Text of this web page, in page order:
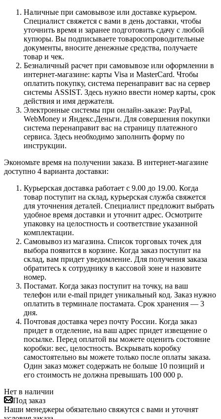
Наличные при самовывозе или доставке курьером.
Специалист свяжется с вами в день доставки, чтобы
уточнить время и заранее подготовить сдачу с любой
купюры. Вы подписываете товаросопроводительные
документы, вносите денежные средства, получаете
товар и чек.
Безналичный расчет при самовывозе или оформлении в
интернет-магазине: карты Visa и MasterCard. Чтобы
оплатить покупку, система перенаправит вас на сервер
системы ASSIST. Здесь нужно ввести номер карты, срок
действия и имя держателя.
Электронные системы при онлайн-заказе: PayPal,
WebMoney и Яндекс.Деньги. Для совершения покупки
система перенаправит вас на страницу платежного
сервиса. Здесь необходимо заполнить форму по
инструкции.
Экономьте время на получении заказа. В интернет-магазине
доступно 4 варианта доставки:
Курьерская доставка работает с 9.00 до 19.00. Когда
товар поступит на склад, курьерская служба свяжется
для уточнения деталей. Специалист предложит выбрать
удобное время доставки и уточнит адрес. Осмотрите
упаковку на целостность и соответствие указанной
комплектации.
Самовывоз из магазина. Список торговых точек для
выбора появится в корзине. Когда заказ поступит на
склад, вам придет уведомление. Для получения заказа
обратитесь к сотруднику в кассовой зоне и назовите
номер.
Постамат. Когда заказ поступит на точку, на ваш
телефон или e-mail придет уникальный код. Заказ нужно
оплатить в терминале постамата. Срок хранения — 3
дня.
Почтовая доставка через почту России. Когда заказ
придет в отделение, на ваш адрес придет извещение о
посылке. Перед оплатой вы можете оценить состояние
коробки: вес, целостность. Вскрывать коробку
самостоятельно вы можете только после оплаты заказа.
Один заказ может содержать не больше 10 позиций и
его стоимость не должна превышать 100 000 р.
Нет в наличии
Под заказ
Наши менеджеры обязательно свяжутся с вами и уточнят